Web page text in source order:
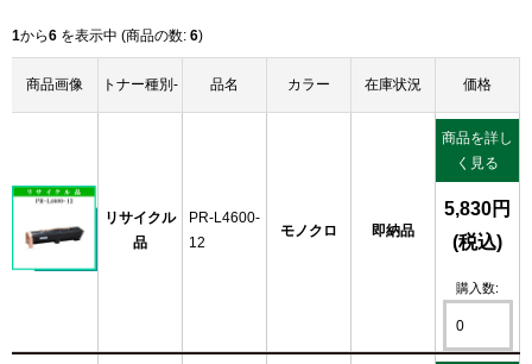
1から6 を表示中 (商品の数: 6)
商品画像 トナー種別- 品名 カラー 在庫状況 価格
リサイクル
品
PR-L4600-
12
モノクロ 即納品
商品を詳し
く見る
5,830円
(税込)
購入数: